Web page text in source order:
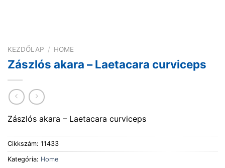
KEZDŐLAP / HOME
Zászlós akara – Laetacara curviceps
Zászlós akara – Laetacara curviceps
Cikkszám: 11433
Kategória: Home